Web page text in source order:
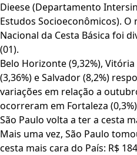
Dieese (Departamento
Estudos Socioeconômicos). O
Nacional da Cesta Básica foi
(01).
Belo Horizonte (9,32%),
(3,36%) e Salvador (8,2%)
variações em relação a
ocorreram em Fortaleza
São Paulo volta a ter a cesta
Mais uma vez, São Paulo
cesta mais cara do País: R$